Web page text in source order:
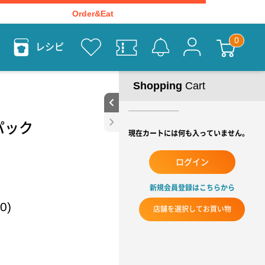
Order&Eat
レシピ
ック
Shopping Cart
現在カートには何も入っていません。
ログイン
新規会員登録はこちらから
店舗を選択してお買い物